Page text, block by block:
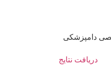
دامپزشکی
دریافت نتایج